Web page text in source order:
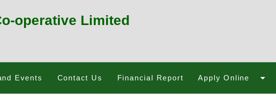
operative Limited
Events Contact Us Financial Report Apply Online arrow_drop_down